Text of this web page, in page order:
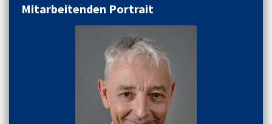
Mitarbeitenden Portrait